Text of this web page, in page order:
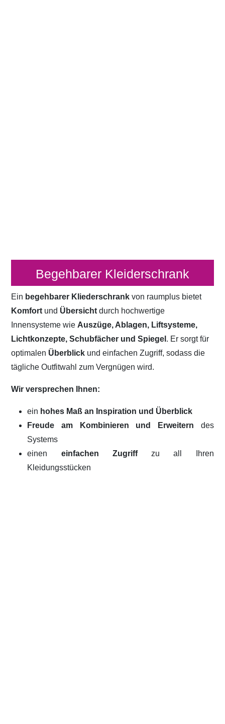
Begehbarer Kleiderschrank
Ein begehbarer Kliederschrankvon raumplus bietet
Komfort und Übersicht durch hochwertige
Innensysteme wie Auszüge, Ablagen, Liftsysteme,
Lichtkonzepte, Schubfächer und Spiegel . Er sorgt für
optimalen Überblick und einfachen Zugriff, sodass die
tägliche Outfitwahl zum Vergnügen wird.
Wir versprechen Ihnen:
ein hohes Maß an Inspiration und Überblick
Freude am Kombinieren und Erweitern des
Systems
einen einfachen Zugriffzu all Ihren
Kleidungsstücken